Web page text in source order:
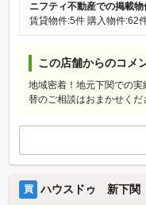
ニフティ不動産での掲載物
賃貸物件:5件 購入物件:62
この店舗からのコメ
地域密着！地元下関での
替のご相談はおまかせくだ
買 ハウスドゥ 新下関